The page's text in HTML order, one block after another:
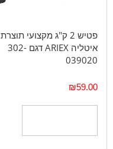
פטיש 2 ק"ג מקצועי תוצרת
איטליה ARIEX דגם 302-
039020
₪59.00